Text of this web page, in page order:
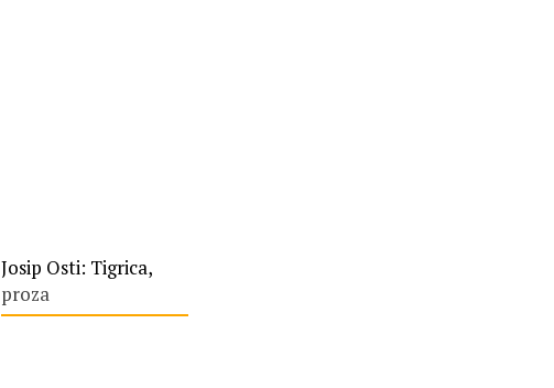
Josip Osti: Tigrica,
proza